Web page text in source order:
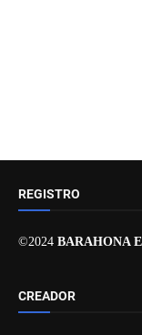
REGISTRO
©2024 BARAHONA
CREADOR